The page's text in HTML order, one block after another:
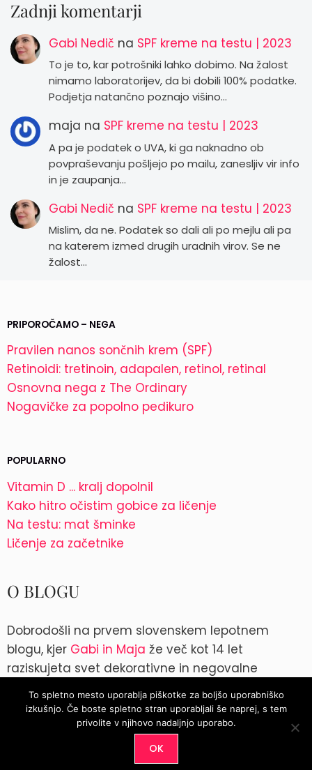
Zadnji komentarji
Gabi Nedič na SPF kreme na testu | 2023
To je to, kar potrošniki lahko dobimo. Na žalost
nimamo laboratorijev, da bi dobili 100% podatke.
Podjetja natančno poznajo višino…
maja na SPF kreme na testu | 2023
A pa je podatek o UVA, ki ga naknadno ob
povpraševanju pošljejo po mailu, zanesljiv vir info
in je zaupanja…
Gabi Nedič na SPF kreme na testu | 2023
Mislim, da ne. Podatek so dali ali po mejlu ali pa
na katerem izmed drugih uradnih virov. Se ne
žalost…
PRIPOROČAMO – NEGA
Pravilen nanos sončnih krem (SPF)
Retinoidi: tretinoin, adapalen, retinol, retinal
Osnovna nega z The Ordinary
Nogavičke za popolno pedikuro
POPULARNO
Vitamin D ... kralj dopolnil
Kako hitro očistim gobice za ličenje
Na testu: mat šminke
Ličenje za začetnike
O BLOGU
Dobrodošli na prvem slovenskem lepotnem
blogu, kjer Gabi in Maja že več kot 14 let
raziskujeta svet dekorativne in negovalne
Instagram
Instagram
Parokeets.com|
To spletno mesto uporablja piškotke za boljšo uporabniško
izkušnjo. Če boste spletno stran uporabljali še naprej, s tem
privolite v njihovo nadaljnjo uporabo.
OK